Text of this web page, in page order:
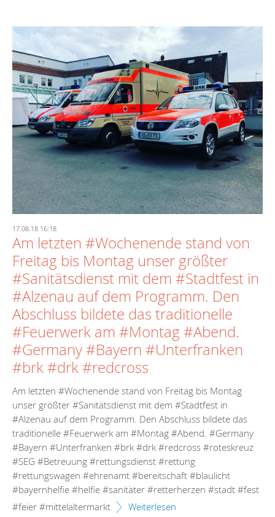
17.08.18 16:18
Am letzten #Wochenende stand von
Freitag bis Montag unser größter
#Sanitätsdienst mit dem #Stadtfest in
#Alzenau auf dem Programm. Den
Abschluss bildete das traditionelle
#Feuerwerk am #Montag #Abend.
#Germany #Bayern #Unterfranken
#brk #drk #redcross
Am letzten #Wochenende stand von Freitag bis Montag
unser größter #Sanitätsdienst mit dem #Stadtfest in
#Alzenau auf dem Programm. Den Abschluss bildete das
traditionelle #Feuerwerk am #Montag #Abend. #Germany
#Bayern #Unterfranken #brk #drk #redcross #roteskreuz
#SEG #Betreuung #rettungsdienst #rettung
#rettungswagen #ehrenamt #bereitschaft #blaulicht
#bayernhelfie #helfie #sanitäter #retterherzen #stadt #fest
#feier #mittelaltermarkt
Weiterlesen